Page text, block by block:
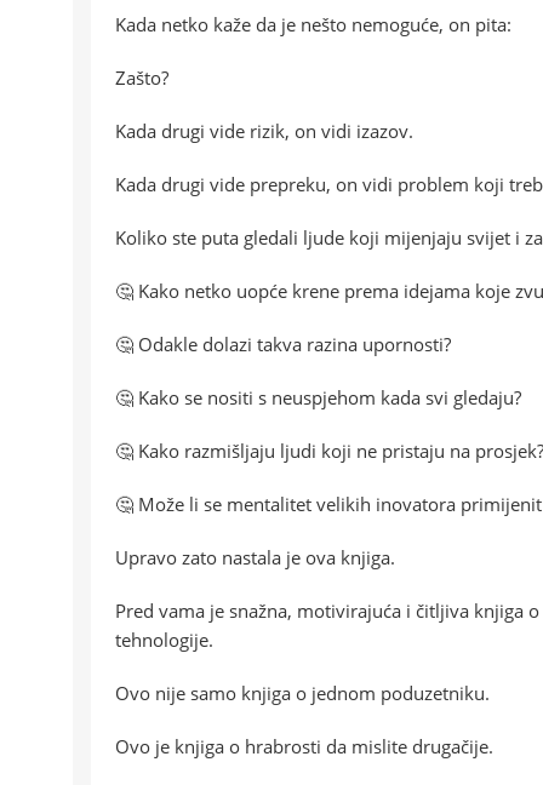
Kada netko kaže da je nešto nemoguće, on pita:
Zašto?
Kada drugi vide rizik, on vidi izazov.
Kada drugi vide prepreku, on vidi problem koji
Koliko ste puta gledali ljude koji mijenjaju svijet i
🤔 Kako netko uopće krene prema idejama koje
🤔 Odakle dolazi takva razina upornosti?
🤔 Kako se nositi s neuspjehom kada svi gledaju?
🤔 Kako razmišljaju ljudi koji ne pristaju na prosjek?
🤔 Može li se mentalitet velikih inovatora
Upravo zato nastala je ova knjiga.
Pred vama je snažna, motivirajuća i čitljiva knjiga
tehnologije.
Ovo nije samo knjiga o jednom poduzetniku.
Ovo je knjiga o hrabrosti da mislite drugačije.